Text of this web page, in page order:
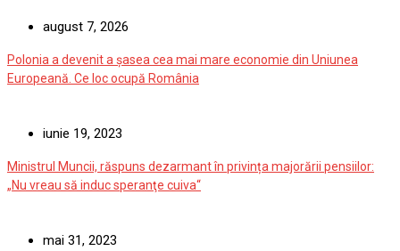
august 7, 2026
Polonia a devenit a șasea cea mai mare economie din Uniunea
Europeană. Ce loc ocupă România
iunie 19, 2023
Ministrul Muncii, răspuns dezarmant în privința majorării pensiilor:
„Nu vreau să induc speranţe cuiva“
mai 31, 2023